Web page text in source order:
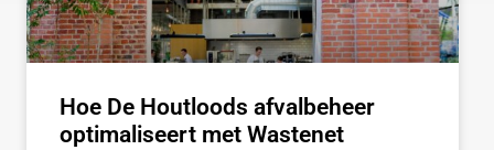
Hoe De Houtloods afvalbeheer
optimaliseert met Wastenet